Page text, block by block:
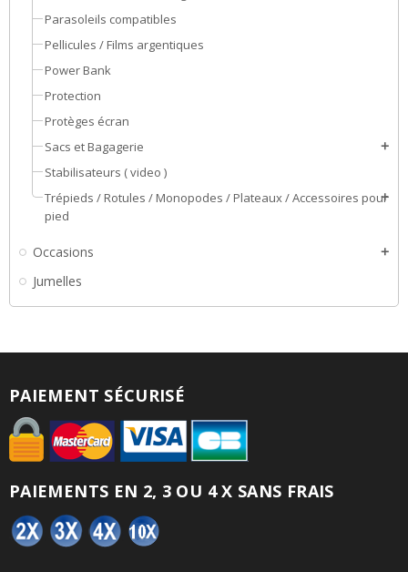
Parasoleils compatibles
Pellicules / Films argentiques
Power Bank
Protection
Protèges écran
Sacs et Bagagerie
add
Stabilisateurs ( video )
Trépieds / Rotules / Monopodes / Plateaux / Accessoires pour
pied
add
Occasions add
Jumelles
PAIEMENT SÉCURISÉ
PAIEMENTS EN 2, 3 OU 4 X SANS FRAIS